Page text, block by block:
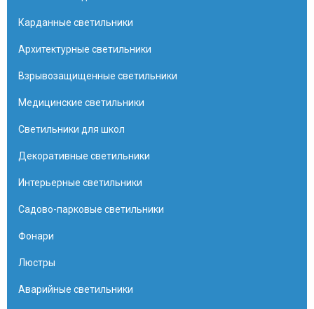
Карданные светильники
Архитектурные светильники
Взрывозащищенные светильники
Медицинские светильники
Светильники для школ
Декоративные светильники
Интерьерные светильники
Садово-парковые светильники
Фонари
Люстры
Аварийные светильники